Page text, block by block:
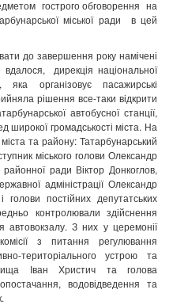
гострого обговорення на
міської ради в цей
до завершення року намічені
дирекція національної
організовує пасажирські
рішення все-таки відкрити
автобусної станції,
широкої громадськості міста. На
та району: Татарбунарський
міського голови Олександр
районної ради Віктор Донкоглов,
адміністрації Олександр
постійних депутатських
контролювали здійснення
З них у церемонії
з питання регулювання
територіального устрою та
Іван Христич та голова
водовідведення та